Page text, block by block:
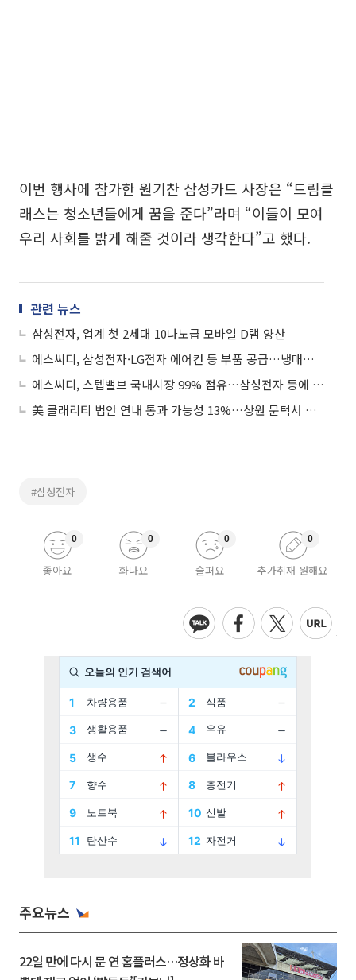
이번 행사에 참가한 원기찬 삼성카드 사장은 “드림클
래스는 청소년들에게 꿈을 준다”라며 “이들이 모여
우리 사회를 밝게 해줄 것이라 생각한다”고 했다.
관련 뉴스
삼성전자, 업계 첫 2세대 10나노급 모바일 D램 양산
에스씨디, 삼성전자·LG전자 에어컨 등 부품 공급…냉매밸브 국내 독과점
에스씨디, 스텝밸브 국내시장 99% 점유…삼성전자 등에 공급 ↑
美 클래리티 법안 연내 통과 가능성 13%…상원 문턱서 제동
#삼성전자
좋아요
0
화나요
0
슬퍼요
0
추가취재 원해요
0
주요뉴스
22일 만에 다시 문 연 홈플러스…정상화 바